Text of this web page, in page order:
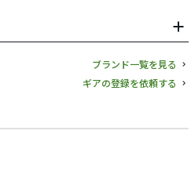
ブランド一覧を見る
ギアの登録を依頼する